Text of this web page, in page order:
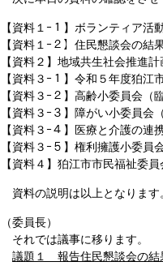
【資料１ｰ１】ボランティア活
【資料１ｰ２】住民懇談会の結
【資料２】地域共生社会推進
【資料３ｰ１】令和５年度狛江
【資料３ｰ２】高齢小委員会（
【資料３ｰ３】障がい小委員会
【資料３ｰ４】医療と介護の連
【資料３ｰ５】権利擁護小委員
【資料４】狛江市市民福祉委
資料の説明は以上となります
（委員長）
それでは議事に移ります。
議題１ 報告住民懇談会の結